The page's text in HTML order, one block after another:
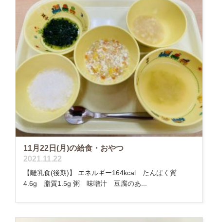
11月22日(月)の給食・おやつ
2021.11.22
【離乳食(後期)】 エネルギー164kcal たんぱく質
4.6g 脂質1.5g 粥 味噌汁 豆腐のあ...